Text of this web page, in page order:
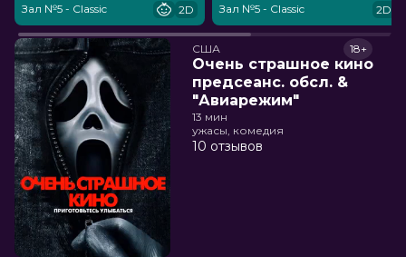
Зал №5 - Classic 2D Зал №5 - Classic 2D
США
Очень страшное кино
предсеанс. обсл. &
"Авиарежим"
18+
13 мин
ужасы, комедия
10 отзывов